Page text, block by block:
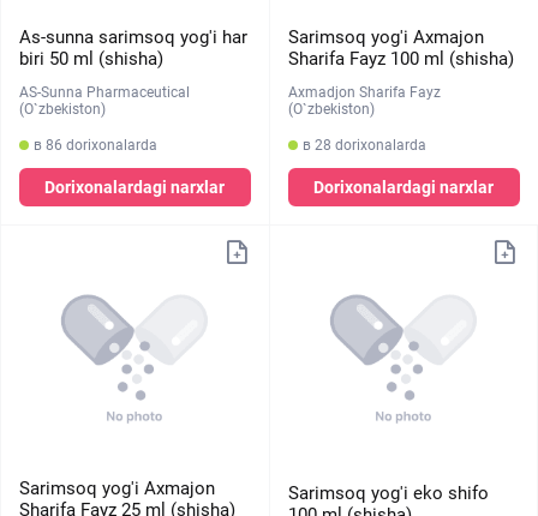
As-sunna sarimsoq yog'i har
biri 50 ml (shisha)
AS-Sunna Pharmaceutical
(O`zbekiston)
в 86 dorixonalarda
Dorixonalardagi narxlar
Sarimsoq yog'i Axmajon
Sharifa Fayz 100 ml (shisha)
Axmadjon Sharifa Fayz
(O`zbekiston)
в 28 dorixonalarda
Dorixonalardagi narxlar
Sarimsoq yog'i Axmajon
Sharifa Fayz 25 ml (shisha)
Sarimsoq yog'i eko shifo